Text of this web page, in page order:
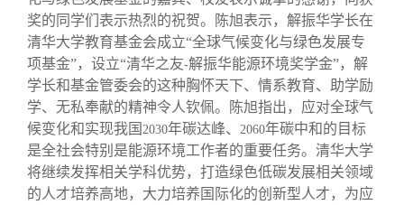
奖的同学们表示热烈的祝贺。陈旭表示，解振华学长在
清华大学教育基金会成立“全球气候变化与绿色发展专
项基金”，设立“清华之友-解振华能源环境奖学金”，解
学长和基金管委会的这种胸怀天下、情系教育、助学励
学、无私奉献的精神令人钦佩。陈旭指出，应对全球气
候变化和实现我国 2030年碳达峰、 2060年碳中和的目标
是全社会特别是能源环境工作者的重要任务。清华大学
将继续发挥相关学科优势，打造绿色低碳发展相关领域
的人才培养高地，大力培养国际化的创新型人才，为应